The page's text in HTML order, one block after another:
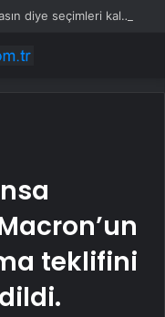
Dünyada bir ilk! Muhalefet kazanmasın diye seçimleri kaldırdı
teklifini